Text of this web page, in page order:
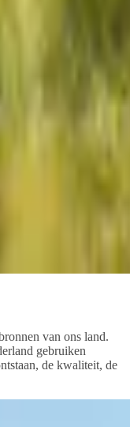
van ons land.
gebruiken
de kwaliteit, de